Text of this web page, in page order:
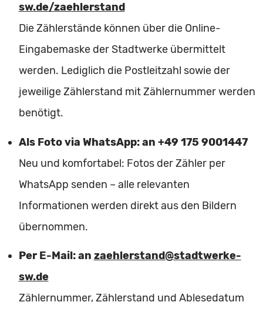
sw.de/zaehlerstand
Die Zählerstände können über die Online-
Eingabemaske der Stadtwerke übermittelt
werden. Lediglich die Postleitzahl sowie der
jeweilige Zählerstand mit Zählernummer werden
benötigt.
Als Foto via WhatsApp: an +49 175 9001447
Neu und komfortabel: Fotos der Zähler per
WhatsApp senden – alle relevanten
Informationen werden direkt aus den Bildern
übernommen.
Per E-Mail: an zaehlerstand@stadtwerke-
sw.de
Zählernummer, Zählerstand und Ablesedatum